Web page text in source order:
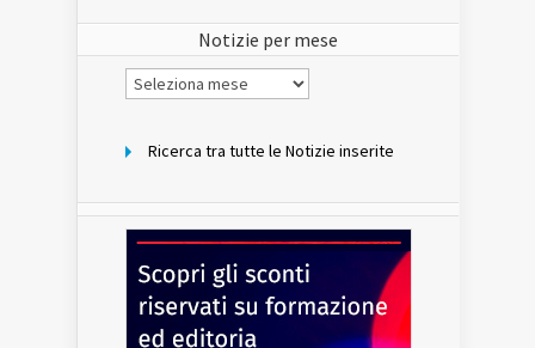
Notizie per mese
Notizie
per
Ricerca tra tutte le Notizie inserite